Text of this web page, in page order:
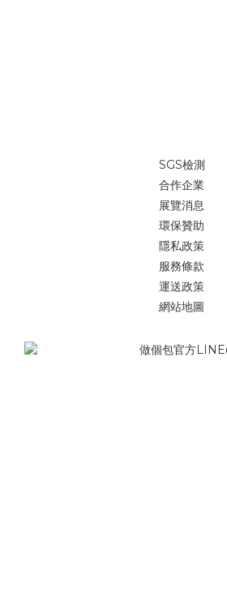
SGS檢測
合作企業
展覽消息
環保贊助
隱私政策
服務條款
運送政策
網站地圖